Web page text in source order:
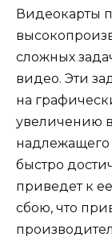
Видеокарты
сложных
видео. Эти
на
увеличению
надлежащего
быстро
приведет к
сбою, что